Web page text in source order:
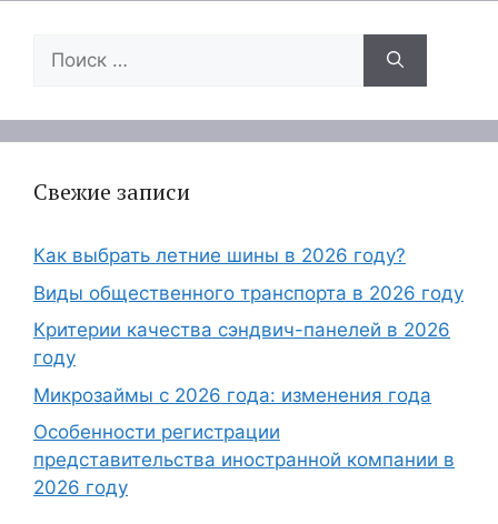
Поиск:
Свежие записи
Как выбрать летние шины в 2026 году?
Виды общественного транспорта в 2026 году
Критерии качества сэндвич-панелей в 2026
году
Микрозаймы с 2026 года: изменения года
Особенности регистрации
представительства иностранной компании в
2026 году